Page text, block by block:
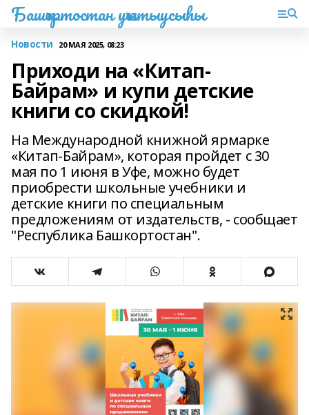
Башҡортостан уҡытыусыһы
Новости 20 МАЯ 2025, 08:23
Приходи на «Китап-
Байрам» и купи детские
книги со скидкой!
На Международной книжной ярмарке
«Китап-Байрам», которая пройдет с 30
мая по 1 июня в Уфе, можно будет
приобрести школьные учебники и
детские книги по специальным
предложениям от издательств, - сообщает
"Республика Башкортостан".